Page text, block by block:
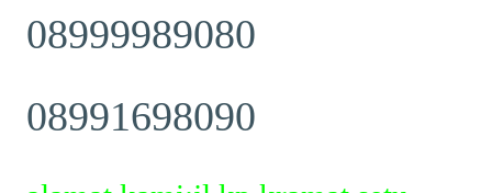
08999989080
08991698090